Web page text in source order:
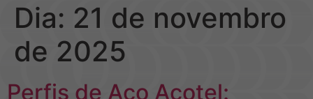
Dia: 21 de novembro
de 2025
Perfis de Aço Açotel: